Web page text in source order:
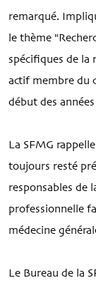
remarqué.
le thème
spécifiques de la
actif membre du
début des
La SFMG
toujours resté
responsables de
professionnelle
médecine
Le Bureau de la